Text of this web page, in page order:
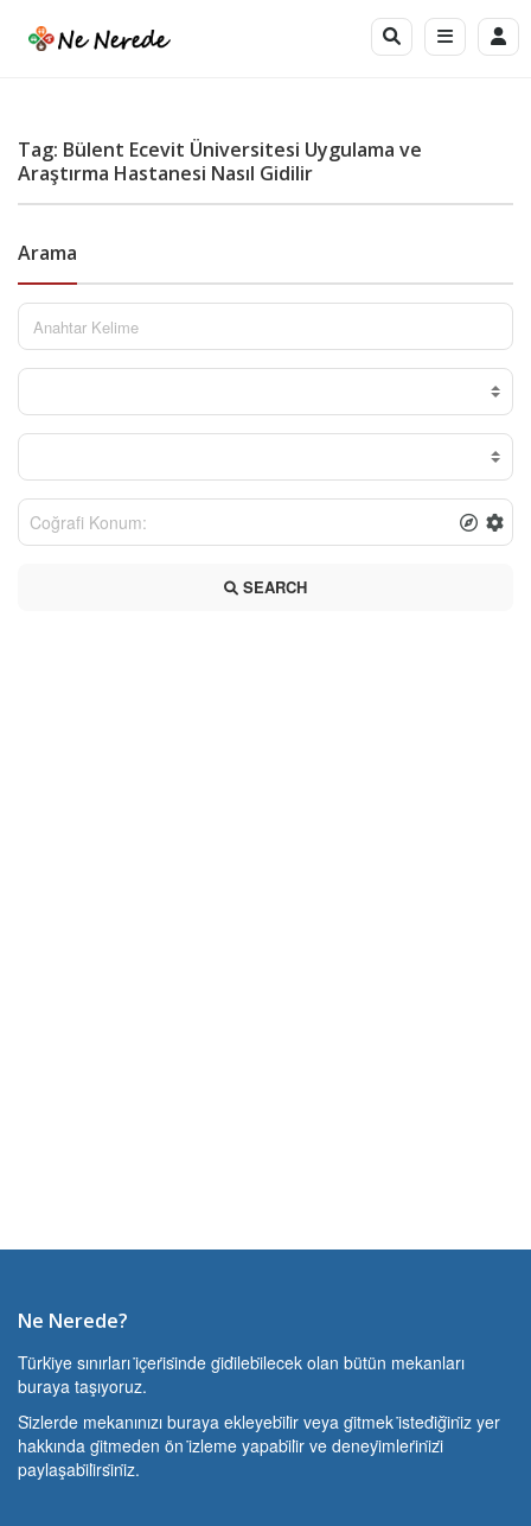
Tag: Bülent Ecevit Üniversitesi Uygulama ve
Araştırma Hastanesi Nasıl Gidilir
Arama
SEARCH
Ne Nerede?
Türki̇ye sınırları i̇çeri̇si̇nde gi̇di̇lebi̇lecek olan bütün mekanları
buraya taşıyoruz.
Si̇zlerde mekanınızı buraya ekleyebi̇li̇r veya gi̇tmek i̇stedi̇ği̇ni̇z yer
hakkında gi̇tmeden ön i̇zleme yapabi̇li̇r ve deneyi̇mleri̇ni̇zi̇
paylaşabi̇li̇rsi̇ni̇z.